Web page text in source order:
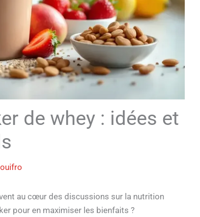
de whey : idées et
au cœur des discussions sur la nutrition
pour en maximiser les bienfaits ?